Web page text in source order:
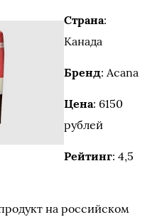
Страна:
Канада
Бренд: Acana
Цена: 6150
рублей
Рейтинг: 4,5
на российском